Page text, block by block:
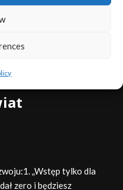
dzieci – dodatkowo
„Wstęp tylko dla
zero i będziesz